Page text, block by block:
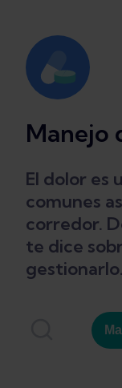
Manejo
El dolor es
comunes
corredor.
te dice
gestionarlo.